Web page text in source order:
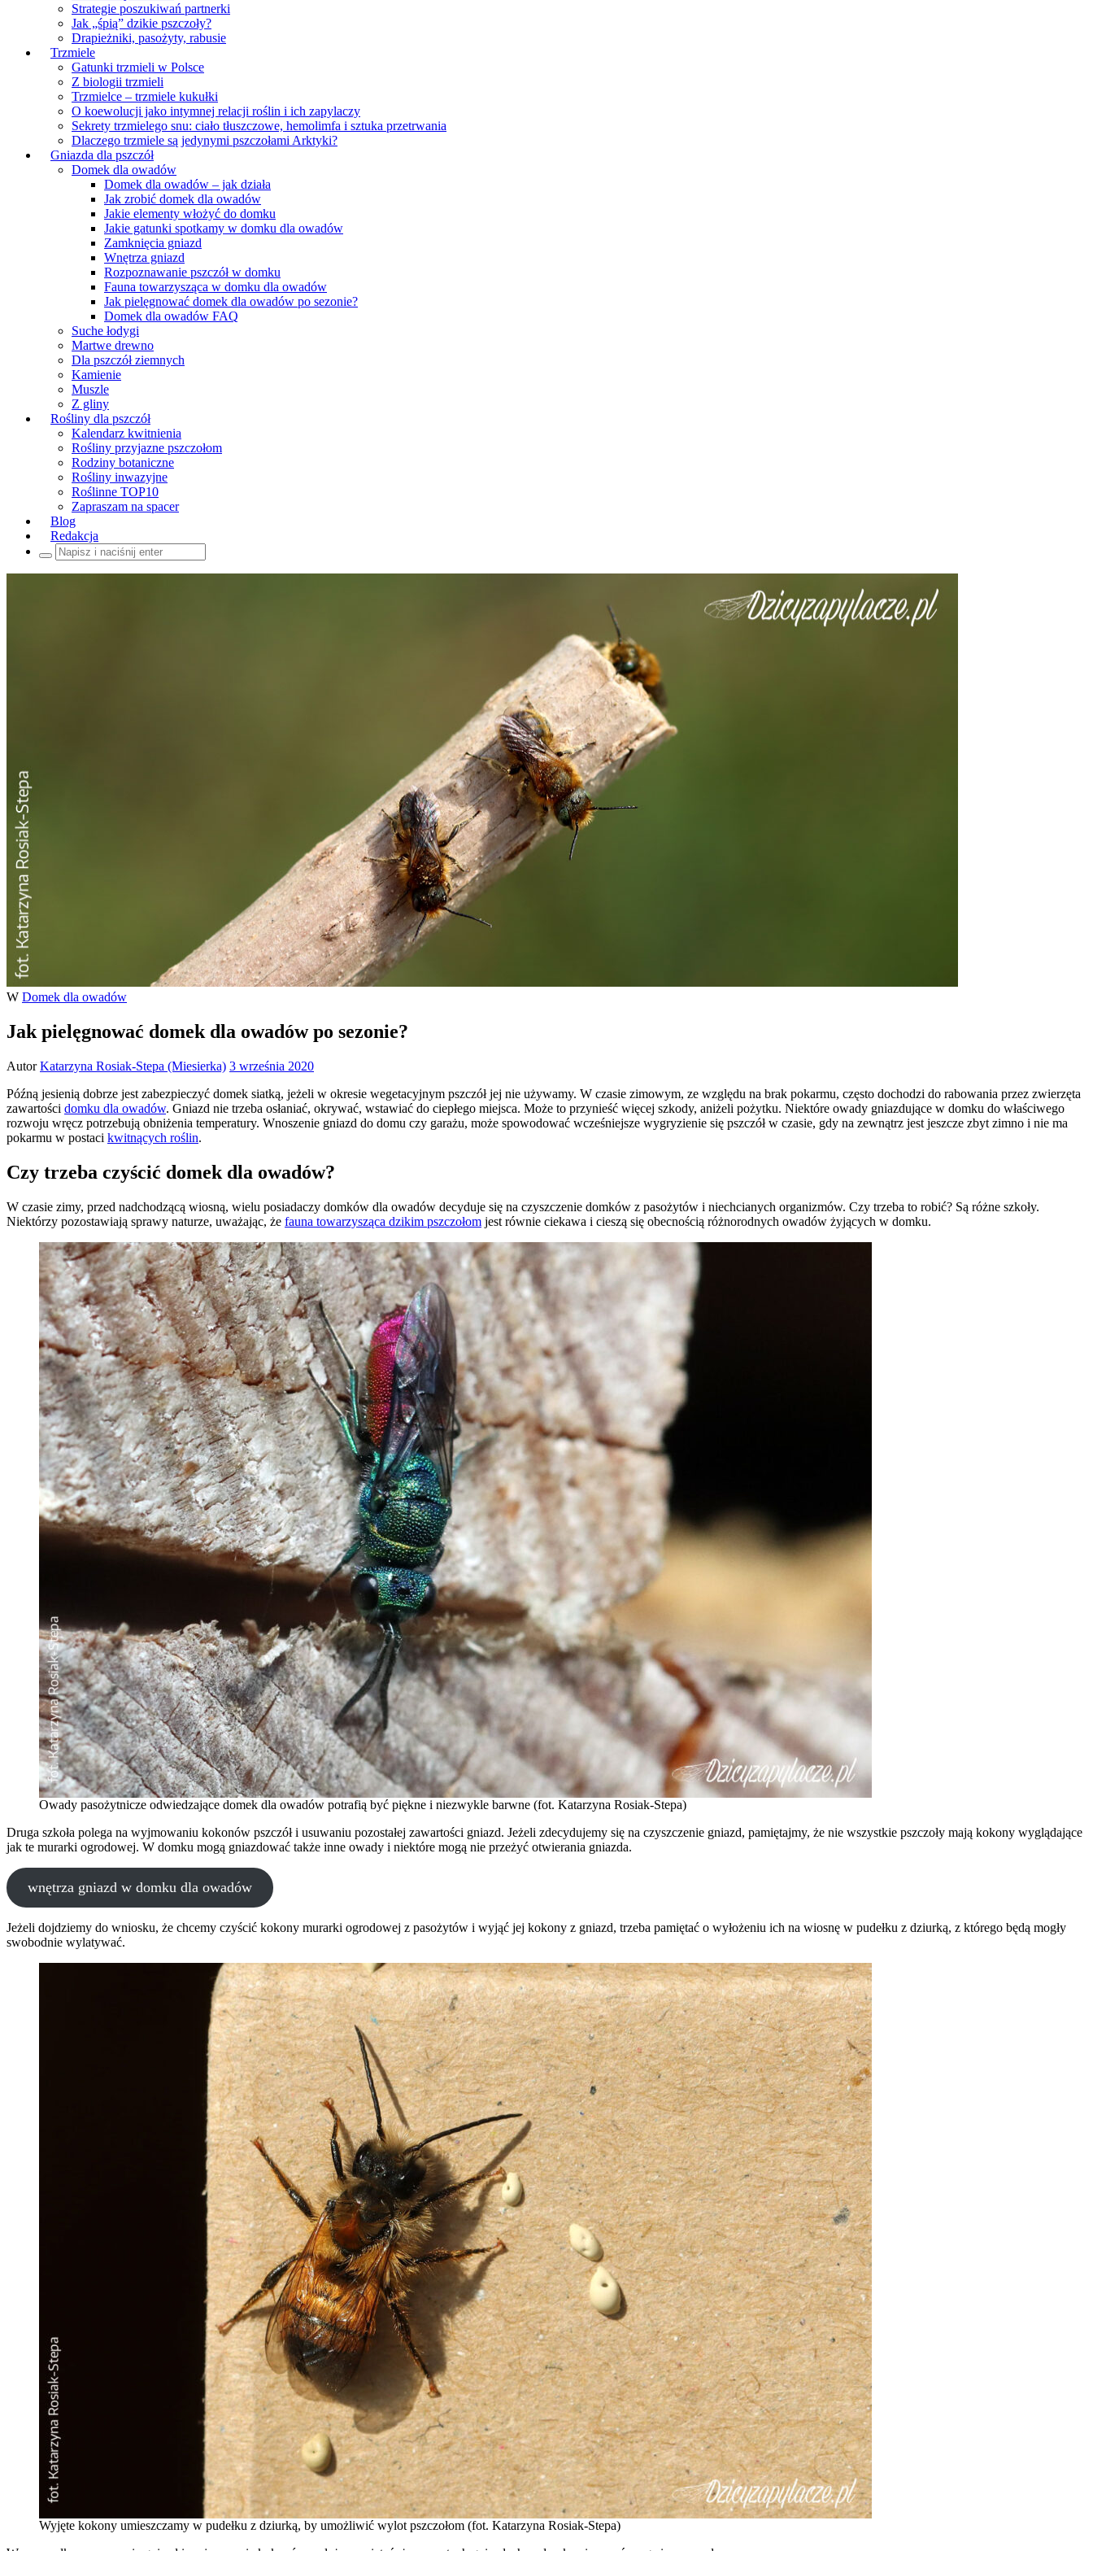
Strategie poszukiwań partnerki
Jak „śpią” dzikie pszczoły?
Drapieżniki, pasożyty, rabusie
Trzmiele
Gatunki trzmieli w Polsce
Z biologii trzmieli
Trzmielce – trzmiele kukułki
O koewolucji jako intymnej relacji roślin i ich zapylaczy
Sekrety trzmielego snu: ciało tłuszczowe, hemolimfa i sztuka przetrwania
Dlaczego trzmiele są jedynymi pszczołami Arktyki?
Gniazda dla pszczół
Domek dla owadów
Domek dla owadów – jak działa
Jak zrobić domek dla owadów
Jakie elementy włożyć do domku
Jakie gatunki spotkamy w domku dla owadów
Zamknięcia gniazd
Wnętrza gniazd
Rozpoznawanie pszczół w domku
Fauna towarzysząca w domku dla owadów
Jak pielęgnować domek dla owadów po sezonie?
Domek dla owadów FAQ
Suche łodygi
Martwe drewno
Dla pszczół ziemnych
Kamienie
Muszle
Z gliny
Rośliny dla pszczół
Kalendarz kwitnienia
Rośliny przyjazne pszczołom
Rodziny botaniczne
Rośliny inwazyjne
Roślinne TOP10
Zapraszam na spacer
Blog
Redakcja
Szukaj:
W Domek dla owadów
Jak pielęgnować domek dla owadów po sezonie?
Autor Katarzyna Rosiak-Stepa (Miesierka) 3 września 2020
Późną jesienią dobrze jest zabezpieczyć domek siatką, jeżeli w okresie wegetacyjnym pszczół jej nie używamy. W czasie zimowym, ze względu na brak pokarmu, często dochodzi do rabowania przez zwierzęta
zawartości domku dla owadów. Gniazd nie trzeba osłaniać, okrywać, wstawiać do ciepłego miejsca. Może to przynieść więcej szkody, aniżeli pożytku. Niektóre owady gniazdujące w domku do właściwego
rozwoju wręcz potrzebują obniżenia temperatury. Wnoszenie gniazd do domu czy garażu, może spowodować wcześniejsze wygryzienie się pszczół w czasie, gdy na zewnątrz jest jeszcze zbyt zimno i nie ma
pokarmu w postaci kwitnących roślin.
Czy trzeba czyścić domek dla owadów?
W czasie zimy, przed nadchodzącą wiosną, wielu posiadaczy domków dla owadów decyduje się na czyszczenie domków z pasożytów i niechcianych organizmów. Czy trzeba to robić? Są różne szkoły.
Niektórzy pozostawiają sprawy naturze, uważając, że fauna towarzysząca dzikim pszczołom jest równie ciekawa i cieszą się obecnością różnorodnych owadów żyjących w domku.
Owady pasożytnicze odwiedzające domek dla owadów potrafią być piękne i niezwykle barwne (fot. Katarzyna Rosiak-Stepa)
Druga szkoła polega na wyjmowaniu kokonów pszczół i usuwaniu pozostałej zawartości gniazd. Jeżeli zdecydujemy się na czyszczenie gniazd, pamiętajmy, że nie wszystkie pszczoły mają kokony wyglądające
jak te murarki ogrodowej. W domku mogą gniazdować także inne owady i niektóre mogą nie przeżyć otwierania gniazda.
wnętrza gniazd w domku dla owadów
Jeżeli dojdziemy do wniosku, że chcemy czyścić kokony murarki ogrodowej z pasożytów i wyjąć jej kokony z gniazd, trzeba pamiętać o wyłożeniu ich na wiosnę w pudełku z dziurką, z którego będą mogły
swobodnie wylatywać.
Wyjęte kokony umieszczamy w pudełku z dziurką, by umożliwić wylot pszczołom (fot. Katarzyna Rosiak-Stepa)